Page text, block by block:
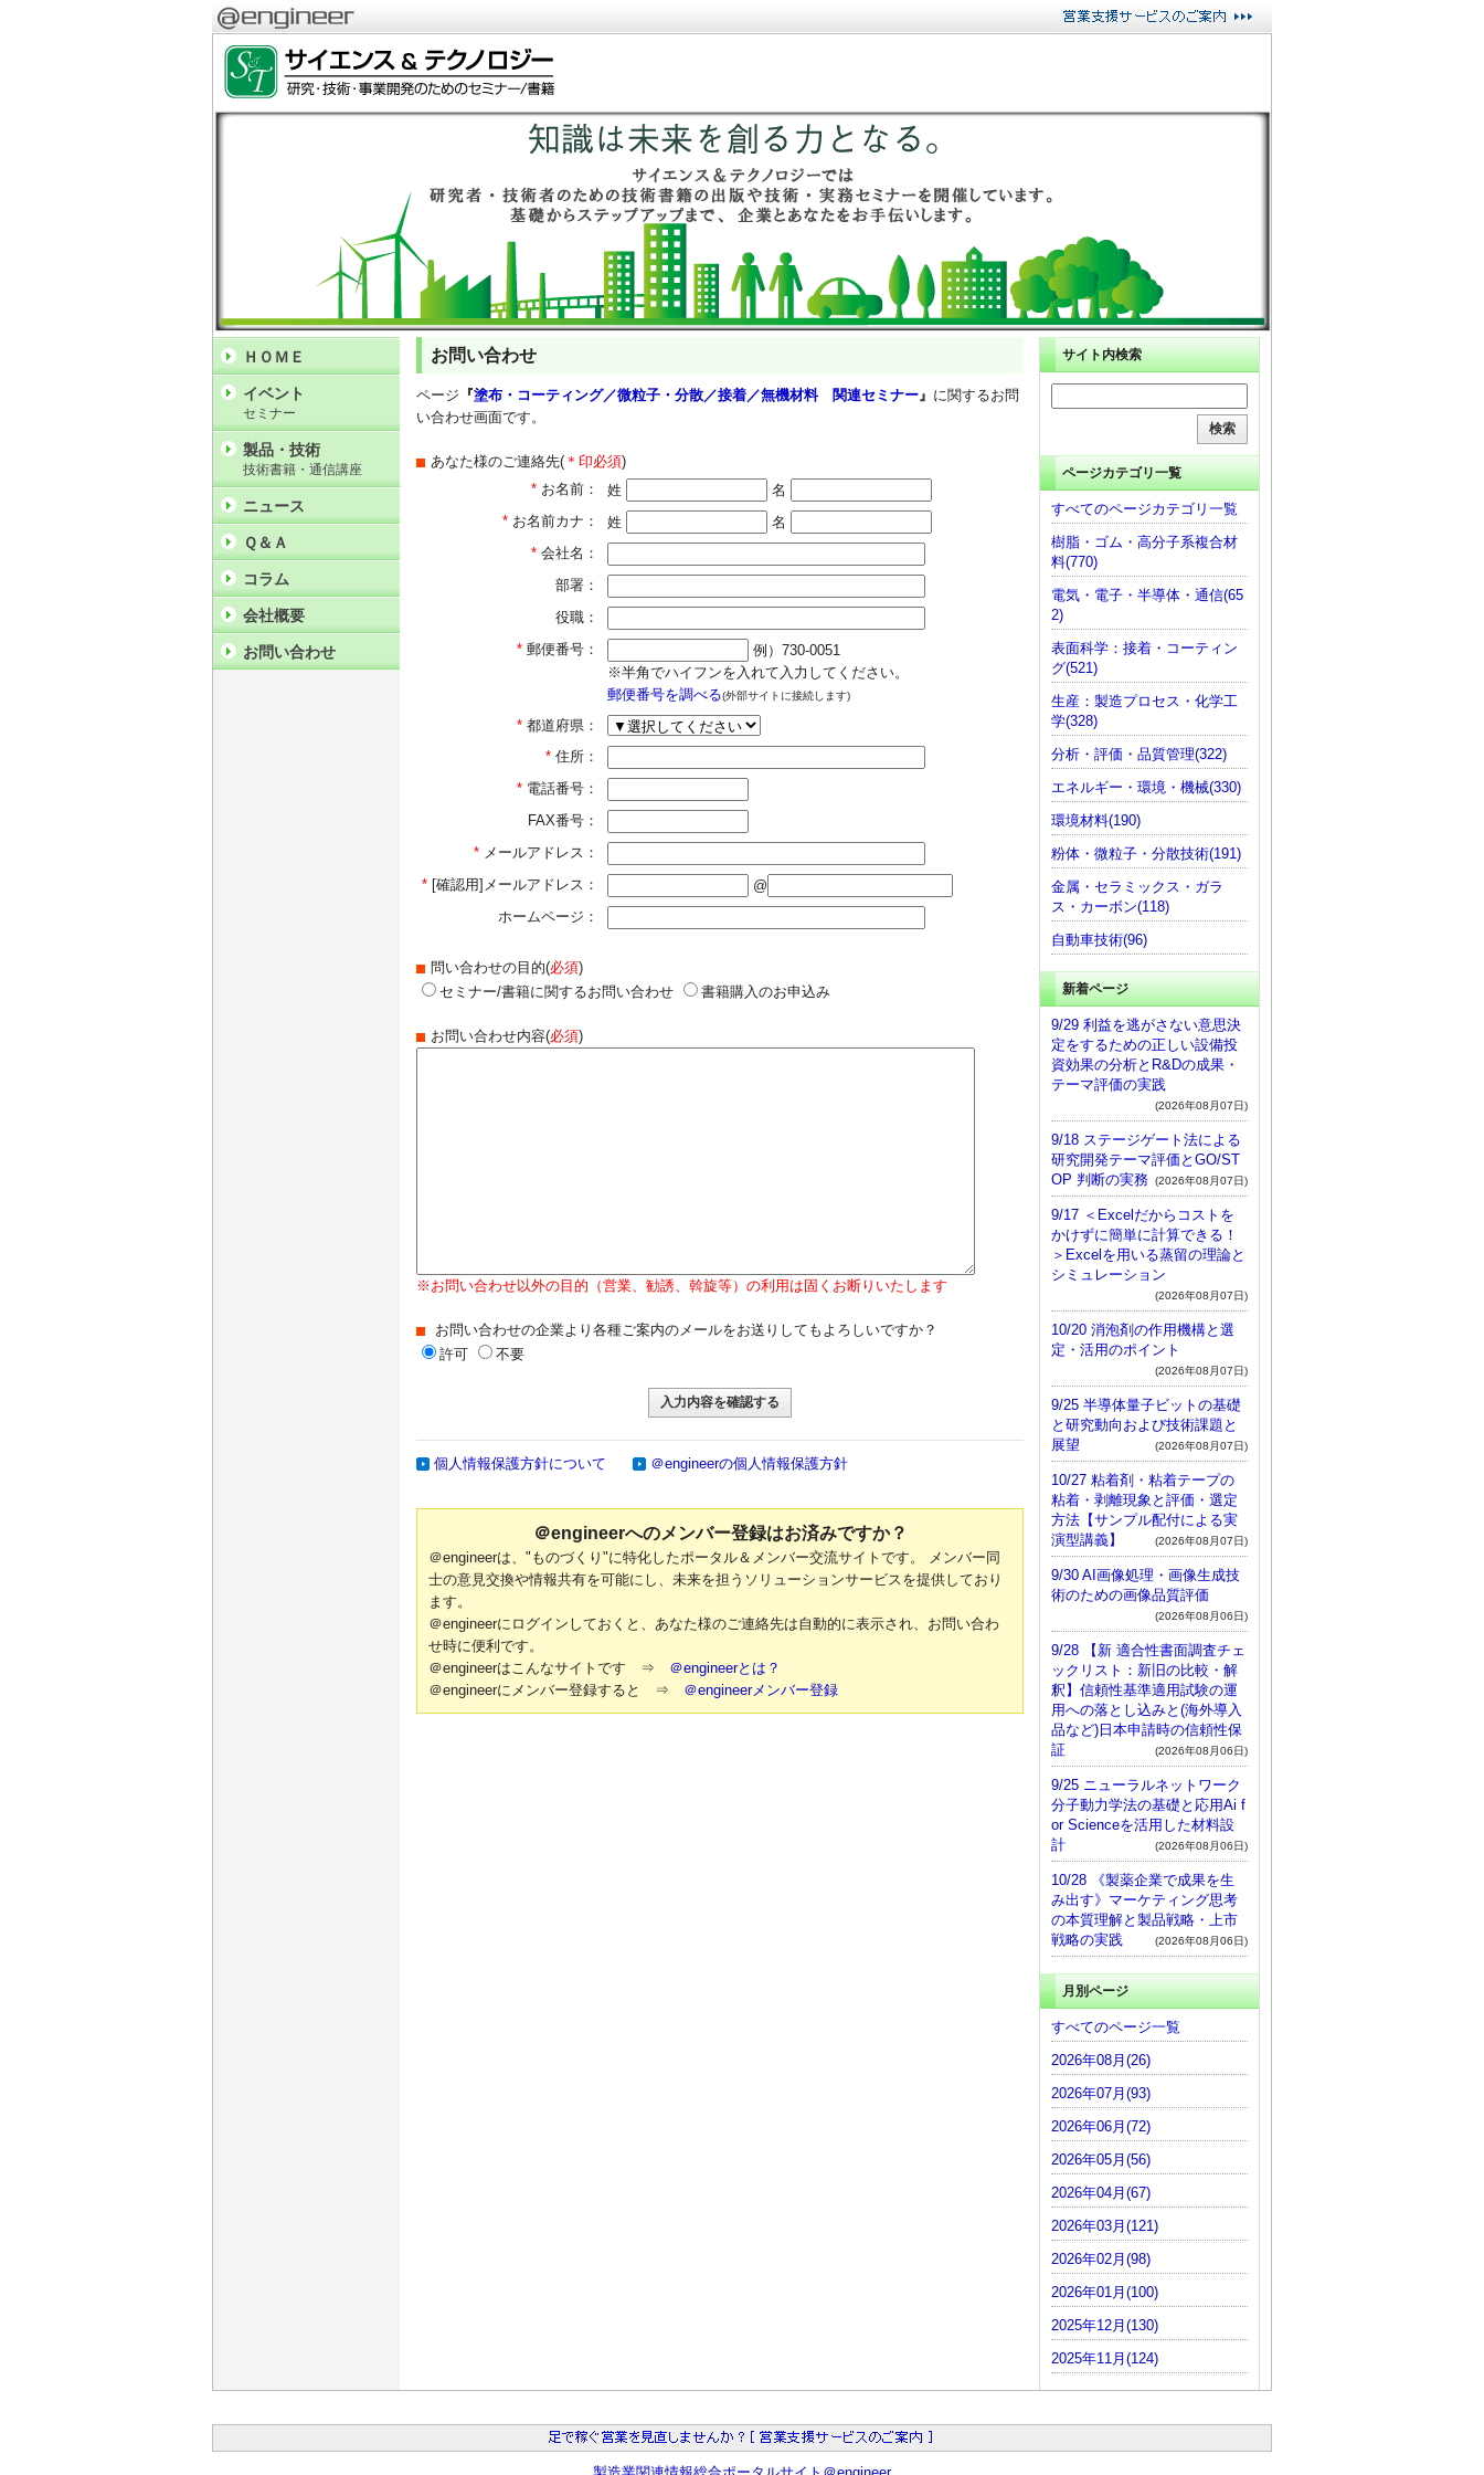
お問い合わせ
ページ 『塗布・コーティング／微粒子・分散／接着／無機材料 関連セミナー』 に関するお問
い合わせ画面です。
あなた様のご連絡先(＊印必須)
* お名前： 姓
名
* お名前カナ： 姓
名
* 会社名：
部署：
役職：
* 郵便番号：
例）730-0051
※半角でハイフンを入れて入力してください。
郵便番号を調べる(外部サイトに接続します)
* 都道府県：
* 住所：
* 電話番号：
FAX番号：
* メールアドレス：
* [確認用]メールアドレス：
@
ホームページ：
問い合わせの目的(必須)
セミナー/書籍に関するお問い合わせ
書籍購入のお申込み
お問い合わせ内容(必須)
※お問い合わせ以外の目的（営業、勧誘、斡旋等）の利用は固くお断りいたします
お問い合わせの企業より各種ご案内のメールをお送りしてもよろしいですか？
許可
不要
個人情報保護方針について ＠engineerの個人情報保護方針
＠engineerへのメンバー登録はお済みですか？
＠engineerは、"ものづくり"に特化したポータル＆メンバー交流サイトです。 メンバー同
士の意見交換や情報共有を可能にし、未来を担うソリューションサービスを提供しており
ます。
＠engineerにログインしておくと、あなた様のご連絡先は自動的に表示され、お問い合わ
せ時に便利です。
＠engineerはこんなサイトです ⇒ ＠engineerとは？
＠engineerにメンバー登録すると ⇒ ＠engineerメンバー登録
ＨＯＭＥ
イベント
セミナー
製品・技術
技術書籍・通信講座
ニュース
Ｑ＆Ａ
コラム
会社概要
お問い合わせ
サイト内検索
ページカテゴリ一覧
すべてのページカテゴリ一覧
樹脂・ゴム・高分子系複合材
料(770)
電気・電子・半導体・通信(65
2)
表面科学：接着・コーティン
グ(521)
生産：製造プロセス・化学工
学(328)
分析・評価・品質管理(322)
エネルギー・環境・機械(330)
環境材料(190)
粉体・微粒子・分散技術(191)
金属・セラミックス・ガラ
ス・カーボン(118)
自動車技術(96)
新着ページ
9/29 利益を逃がさない意思決
定をするための正しい設備投
資効果の分析とR&Dの成果・
テーマ評価の実践
(2026年08月07日)
9/18 ステージゲート法による
研究開発テーマ評価とGO/ST
OP 判断の実務 (2026年08月07日)
9/17 ＜Excelだからコストを
かけずに簡単に計算できる！
＞Excelを用いる蒸留の理論と
シミュレーション
(2026年08月07日)
10/20 消泡剤の作用機構と選
定・活用のポイント
(2026年08月07日)
9/25 半導体量子ビットの基礎
と研究動向および技術課題と
展望
(2026年08月07日)
10/27 粘着剤・粘着テープの
粘着・剥離現象と評価・選定
方法【サンプル配付による実
演型講義】
(2026年08月07日)
9/30 AI画像処理・画像生成技
術のための画像品質評価
(2026年08月06日)
9/28 【新 適合性書面調査チェ
ックリスト：新旧の比較・解
釈】信頼性基準適用試験の運
用への落とし込みと(海外導入
品など)日本申請時の信頼性保
証
(2026年08月06日)
9/25 ニューラルネットワーク
分子動力学法の基礎と応用Ai f
or Scienceを活用した材料設
計
(2026年08月06日)
10/28 《製薬企業で成果を生
み出す》マーケティング思考
の本質理解と製品戦略・上市
戦略の実践
(2026年08月06日)
月別ページ
すべてのページ一覧
2026年08月(26)
2026年07月(93)
2026年06月(72)
2026年05月(56)
2026年04月(67)
2026年03月(121)
2026年02月(98)
2026年01月(100)
2025年12月(130)
2025年11月(124)